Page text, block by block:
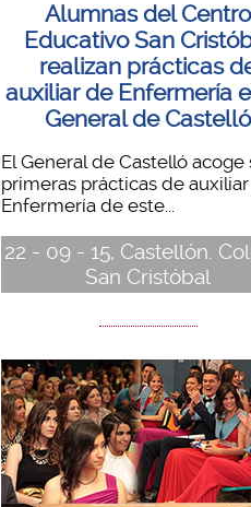
Alumnas del Centro
Educativo San
realizan prácticas
auxiliar de Enfermería
General de Castelló
El General de Castelló acoge
primeras prácticas de
Enfermería de este...
22 - 09 - 15, Castellón.
San Cristóbal